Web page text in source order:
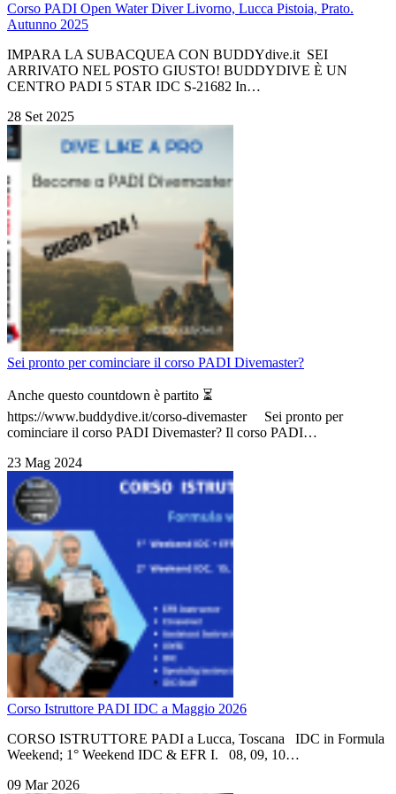
Corso PADI Open Water Diver Livorno, Lucca Pistoia, Prato.
Autunno 2025
IMPARA LA SUBACQUEA CON BUDDYdive.it SEI
ARRIVATO NEL POSTO GIUSTO! BUDDYDIVE È UN
CENTRO PADI 5 STAR IDC S-21682 In…
28 Set 2025
Sei pronto per cominciare il corso PADI Divemaster?
Anche questo countdown è partito ⏳
https://www.buddydive.it/corso-divemaster Sei pronto per
cominciare il corso PADI Divemaster? Il corso PADI…
23 Mag 2024
Corso Istruttore PADI IDC a Maggio 2026
CORSO ISTRUTTORE PADI a Lucca, Toscana IDC in Formula
Weekend; 1° Weekend IDC & EFR I. 08, 09, 10…
09 Mar 2026